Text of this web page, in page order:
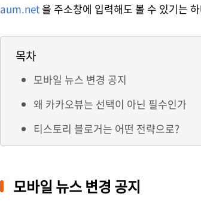
aum.net 을 주소창에 입력해도 볼 수 있기는
목차
모바일 뉴스 변경 공지
왜 카카오뷰는 선택이 아닌 필수인가
티스토리 블로거는 어떤 전략으로?
모바일 뉴스 변경 공지